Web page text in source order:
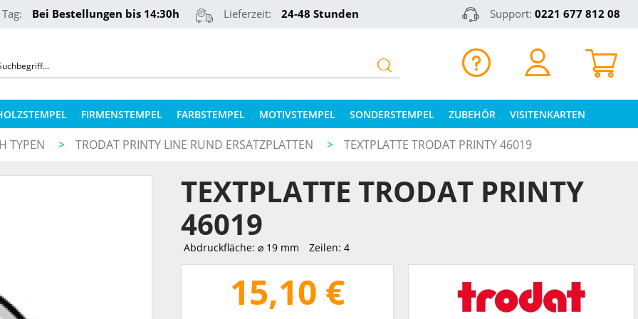
Bei Bestellungen bis 14:30h Lieferzeit: 24-48 Stunden Support: 0221 677 812 08
FIRMENSTEMPEL FARBSTEMPEL MOTIVSTEMPEL SONDERSTEMPEL ZUBEHÖR
COLOP STEMPELKISSEN
ERSATZPLATTEN NACH TYPEN
ERSATZPLATTEN NACH GRÖSSE
STEMPELKISSEN FÜR HOLZSTEMPEL
VISITENKARTEN
TYPEN > TRODAT PRINTY LINE RUND ERSATZPLATTEN > TEXTPLATTE TRODAT PRINTY 46019
TEXTPLATTE TRODAT PRINTY
46019
Abdruckfläche: ⌀ 19 mm Zeilen: 4
15,10 €